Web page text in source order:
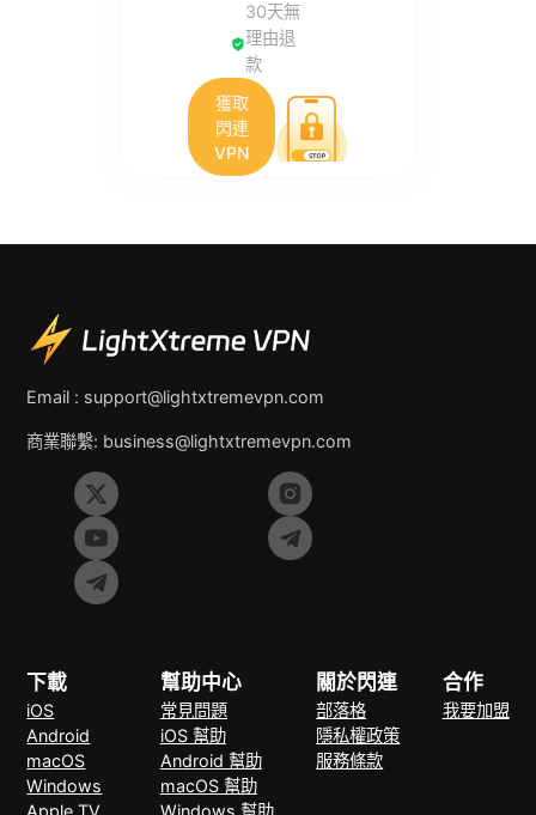
30天無
理由退
款
獲取
閃連
VPN
Email : support@lightxtremevpn.com
商業聯繫: business@lightxtremevpn.com
下載
iOS
Android
macOS
Windows
Apple TV
幫助中心
常見問題
iOS 幫助
Android 幫助
macOS 幫助
Windows 幫助
關於閃連
部落格
隱私權政策
服務條款
合作
我要加盟